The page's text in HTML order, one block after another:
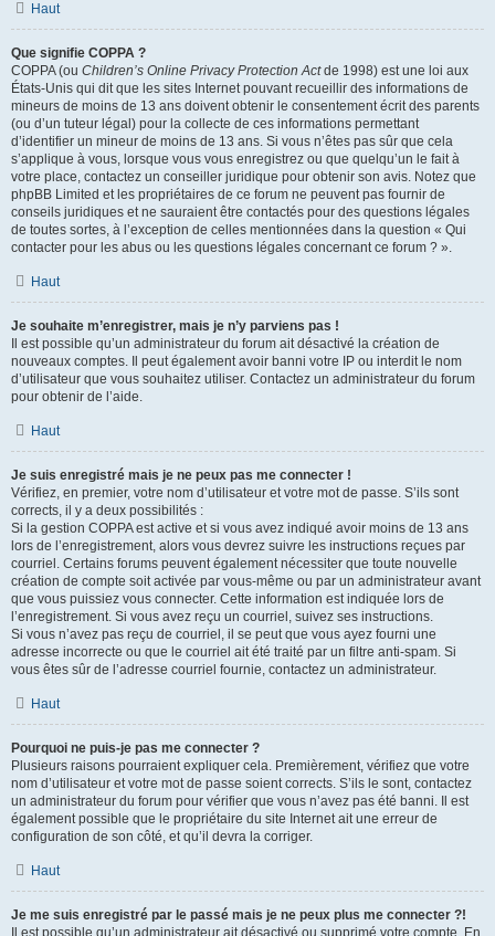
Haut
Que signifie COPPA ?
COPPA (ou Children’s Online Privacy Protection Actde 1998) est une loi aux
États-Unis qui dit que les sites Internet pouvant recueillir des informations de
mineurs de moins de 13 ans doivent obtenir le consentement écrit des parents
(ou d’un tuteur légal) pour la collecte de ces informations permettant
d’identifier un mineur de moins de 13 ans. Si vous n’êtes pas sûr que cela
s’applique à vous, lorsque vous vous enregistrez ou que quelqu’un le fait à
votre place, contactez un conseiller juridique pour obtenir son avis. Notez que
phpBB Limited et les propriétaires de ce forum ne peuvent pas fournir de
conseils juridiques et ne sauraient être contactés pour des questions légales
de toutes sortes, à l’exception de celles mentionnées dans la question « Qui
contacter pour les abus ou les questions légales concernant ce forum ? ».
Haut
Je souhaite m’enregistrer, mais je n’y parviens pas !
Il est possible qu’un administrateur du forum ait désactivé la création de
nouveaux comptes. Il peut également avoir banni votre IP ou interdit le nom
d’utilisateur que vous souhaitez utiliser. Contactez un administrateur du forum
pour obtenir de l’aide.
Haut
Je suis enregistré mais je ne peux pas me connecter !
Vérifiez, en premier, votre nom d’utilisateur et votre mot de passe. S’ils sont
corrects, il y a deux possibilités :
Si la gestion COPPA est active et si vous avez indiqué avoir moins de 13 ans
lors de l’enregistrement, alors vous devrez suivre les instructions reçues par
courriel. Certains forums peuvent également nécessiter que toute nouvelle
création de compte soit activée par vous-même ou par un administrateur avant
que vous puissiez vous connecter. Cette information est indiquée lors de
l’enregistrement. Si vous avez reçu un courriel, suivez ses instructions.
Si vous n’avez pas reçu de courriel, il se peut que vous ayez fourni une
adresse incorrecte ou que le courriel ait été traité par un filtre anti-spam. Si
vous êtes sûr de l’adresse courriel fournie, contactez un administrateur.
Haut
Pourquoi ne puis-je pas me connecter ?
Plusieurs raisons pourraient expliquer cela. Premièrement, vérifiez que votre
nom d’utilisateur et votre mot de passe soient corrects. S’ils le sont, contactez
un administrateur du forum pour vérifier que vous n’avez pas été banni. Il est
également possible que le propriétaire du site Internet ait une erreur de
configuration de son côté, et qu’il devra la corriger.
Haut
Je me suis enregistré par le passé mais je ne peux plus me connecter ?!
Il est possible qu’un administrateur ait désactivé ou supprimé votre compte. En